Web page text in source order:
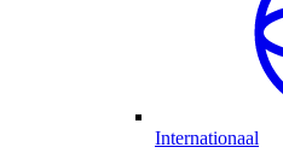
Internationaal